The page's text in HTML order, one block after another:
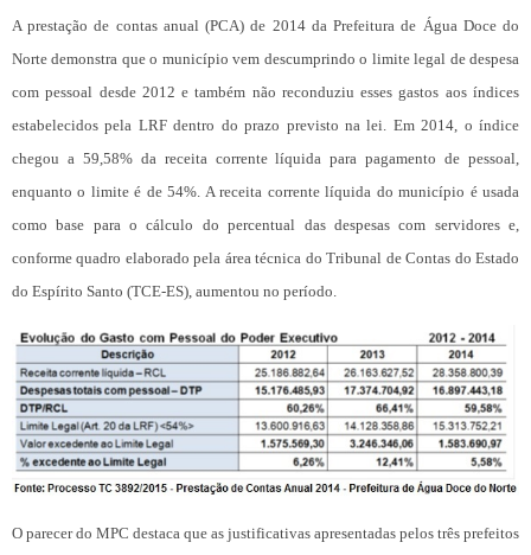
A prestação de contas anual (PCA) de 2014 da Prefeitura de Água Doce do
Norte demonstra que o município vem descumprindo o limite legal de despesa
com pessoal desde 2012 e também não reconduziu esses gastos aos índices
estabelecidos pela LRF dentro do prazo previsto na lei. Em 2014, o índice
chegou a 59,58% da receita corrente líquida para pagamento de pessoal,
enquanto o limite é de 54%. A receita corrente líquida do município é usada
como base para o cálculo do percentual das despesas com servidores e,
conforme quadro elaborado pela área técnica do Tribunal de Contas do Estado
do Espírito Santo (TCE-ES), aumentou no período.
O parecer do MPC destaca que as justificativas apresentadas pelos três prefeitos